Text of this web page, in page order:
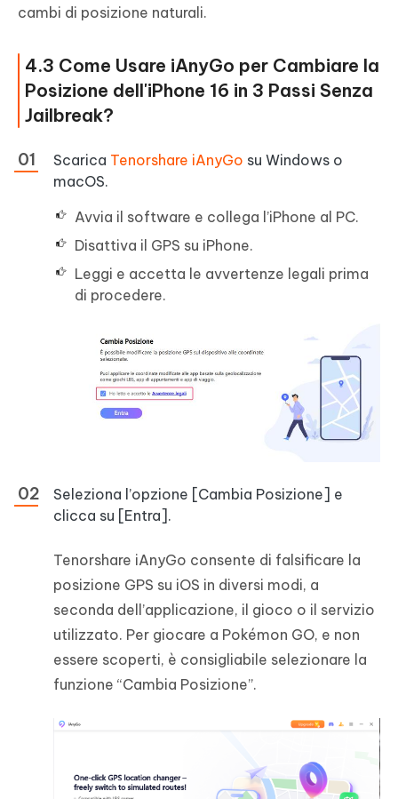
cambi di posizione naturali.
4.3 Come Usare iAnyGo per Cambiare la
Posizione dell'iPhone 16 in 3 Passi Senza
Jailbreak?
Scarica Tenorshare iAnyGo su Windows o
macOS.
Avvia il software e collega l’iPhone al PC.
Disattiva il GPS su iPhone.
Leggi e accetta le avvertenze legali prima
di procedere.
Seleziona l’opzione [Cambia Posizione] e
clicca su [Entra].
Tenorshare iAnyGo consente di falsificare la
posizione GPS su iOS in diversi modi, a
seconda dell’applicazione, il gioco o il servizio
utilizzato. Per giocare a Pokémon GO, e non
essere scoperti, è consigliabile selezionare la
funzione “Cambia Posizione”.